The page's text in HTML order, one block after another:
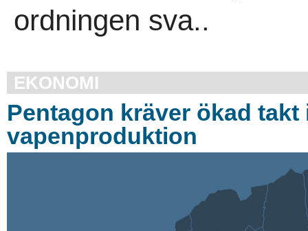
ordningen sva..
EKONOMI
Pentagon kräver ökad takt
vapenproduktion